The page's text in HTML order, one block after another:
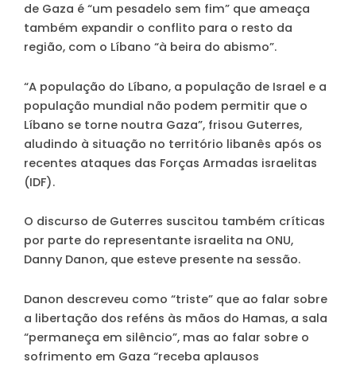
de Gaza é “um pesadelo sem fim” que ameaça
também expandir o conflito para o resto da
região, com o Líbano “à beira do abismo”.
“A população do Líbano, a população de Israel e a
população mundial não podem permitir que o
Líbano se torne noutra Gaza”, frisou Guterres,
aludindo à situação no território libanês após os
recentes ataques das Forças Armadas israelitas
(IDF).
O discurso de Guterres suscitou também críticas
por parte do representante israelita na ONU,
Danny Danon, que esteve presente na sessão.
Danon descreveu como “triste” que ao falar sobre
a libertação dos reféns às mãos do Hamas, a sala
“permaneça em silêncio”, mas ao falar sobre o
sofrimento em Gaza “receba aplausos